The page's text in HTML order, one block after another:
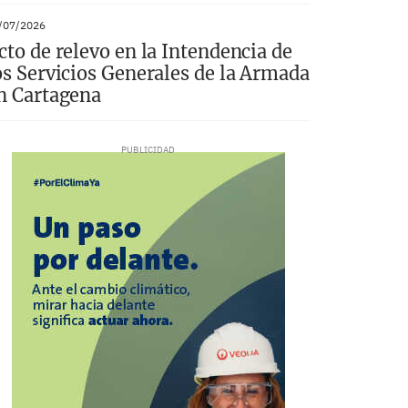
07/2026
de relevo en la Intendencia de
Servicios Generales de la Armada
Cartagena